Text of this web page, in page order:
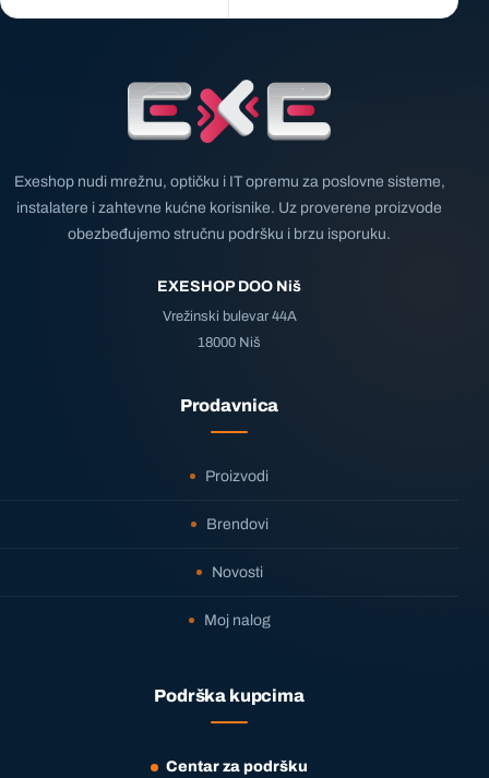
Exeshop nudi mrežnu, optičku i IT opremu za poslovne sisteme,
instalatere i zahtevne kućne korisnike. Uz proverene proizvode
obezbeđujemo stručnu podršku i brzu isporuku.
EXESHOP DOO Niš
Vrežinski bulevar 44A
18000 Niš
Prodavnica
Proizvodi
Brendovi
Novosti
Moj nalog
Podrška kupcima
Centar za podršku